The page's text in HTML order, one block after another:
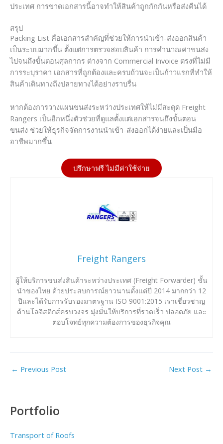
ประเทศ การขาดเอกสารนี้อาจทำให้สินค้าถูกกักกันหรือส่งคืนได้
สรุป
Packing List คือเอกสารสำคัญที่ช่วยให้การนำเข้า-ส่งออกสินค้า
เป็นระบบมากขึ้น ตั้งแต่การตรวจสอบสินค้า การคำนวณค่าขนส่ง
ไปจนถึงขั้นตอนศุลกากร ต่างจาก Commercial Invoice ตรงที่ไม่มี
การระบุราคา เอกสารที่ถูกต้องและครบถ้วนจะเป็นก้าวแรกที่ทำให้
สินค้าเดินทางถึงปลายทางได้อย่างราบรื่น
หากต้องการวางแผนขนส่งระหว่างประเทศให้ไม่มีสะดุด Freight
Rangers เป็นอีกหนึ่งตัวช่วยที่ดูแลตั้งแต่เอกสารจนถึงขั้นตอน
ขนส่ง ช่วยให้ธุรกิจจัดการงานนำเข้า-ส่งออกได้ง่ายและเป็นมือ
อาชีพมากขึ้น
ปรึกษาฟรี ไม่มีค่าใช้จ่าย
Freight Rangers
ผู้ให้บริการขนส่งสินค้าระหว่างประเทศ (Freight Forwarder) ชั้น
นำของไทย ด้วยประสบการณ์ยาวนานตั้งแต่ปี 2014 มากกว่า 12
ปีและได้รับการรับรองมาตรฐาน ISO 9001:2015 เราเชี่ยวชาญ
ด้านโลจิสติกส์ครบวงจร มุ่งมั่นให้บริการที่รวดเร็ว ปลอดภัย และ
ตอบโจทย์ทุกความต้องการของธุรกิจคุณ
← Previous Post Next Post →
Portfolio
Transport of Roofs